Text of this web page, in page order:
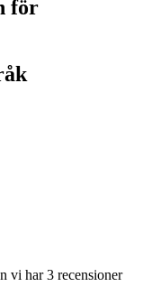
för
vi har 3 recensioner